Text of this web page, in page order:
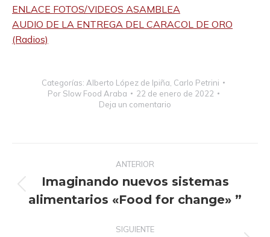
ENLACE FOTOS/VIDEOS ASAMBLEA
AUDIO DE LA ENTREGA DEL CARACOL DE ORO
(Radios)
Categorías: Alberto López de Ipiña Carlo Petrini
Por Slow Food Araba
22 de enero de 2022
Deja un comentario
publicaciones
ANTERIOR
anterior:
Imaginando nuevos sistemas
alimentarios «Food for change» ”
SIGUIENTE